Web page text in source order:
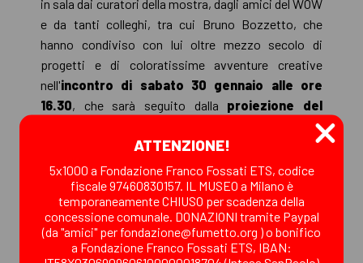
in sala dai curatori della mostra, dagli amici del WOW
e da tanti colleghi, tra cui Bruno Bozzetto, che
hanno condiviso con lui oltre mezzo secolo di
progetti e di coloratissime avventure creative
nell'incontro di sabato 30 gennaio alle ore
16.30, che sarà seguito dalla proiezione del
programma retrospettivo “Il cinema
di animazione di Giuseppe Maurizio Laganà”
con una selezione di 2 ore del meglio dei suoi lavori
per il cinema e la Tv scelta personalmente
dall’Artista scomparso insieme ai curatori della
mostra Federico Fiecconi e Sabrina Zanetti.
Orari di apertura: da martedì a venerdì, ore
ATTENZIONE!
5x1000 a Fondazione Franco Fossati ETS, codice
fiscale 97460830157. IL MUSEO a Milano è
temporaneamente CHIUSO per scadenza della
concessione comunale. DONAZIONI tramite Paypal
(da "amici" per fondazione@fumetto.org ) o bonifico
a Fondazione Franco Fossati ETS, IBAN: